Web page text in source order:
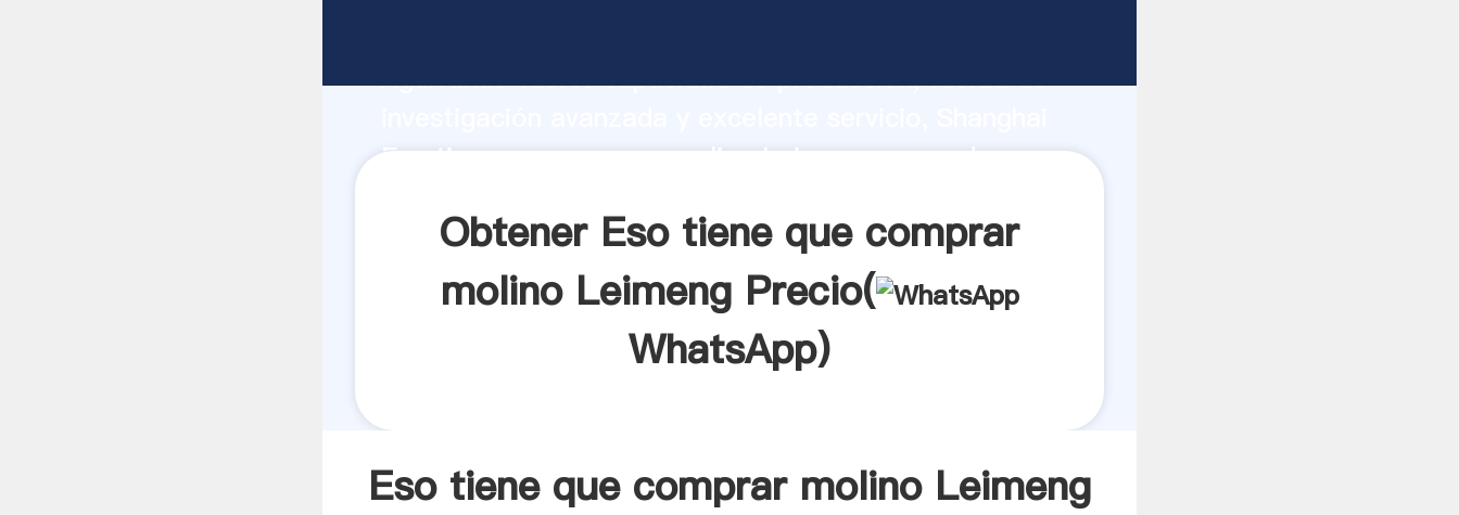
Agarrando fuerte capacidad de producción, fuerza de
Eso tiene que comprar molino Leimeng proveedor crea
Obtener Eso tiene que comprar
molino Leimeng Precio(
WhatsApp)
Eso tiene que comprar molino Leimeng